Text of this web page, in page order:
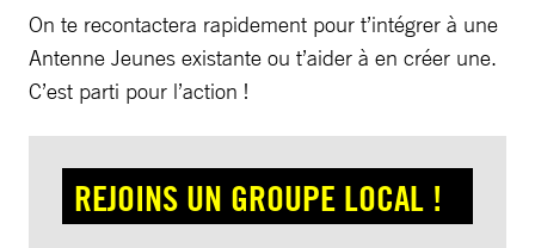
On te recontactera rapidement pour t’intégrer à une
Antenne Jeunes existante ou t’aider à en créer une.
C’est parti pour l’action !
REJOINS UN GROUPE LOCAL !